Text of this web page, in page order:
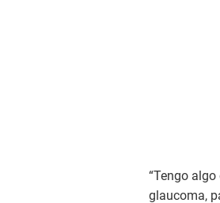
“Tengo
glaucoma,